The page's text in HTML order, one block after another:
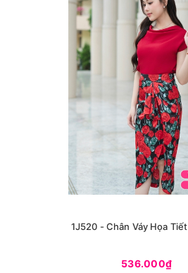
1J520 - Chân Váy Họa
536.000₫